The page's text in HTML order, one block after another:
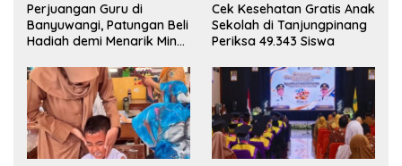
Perjuangan Guru di
Banyuwangi, Patungan Beli
Hadiah demi Menarik Minat
Cek Kesehatan Gratis Anak
Sekolah di Tanjungpinang
Periksa 49.343 Siswa